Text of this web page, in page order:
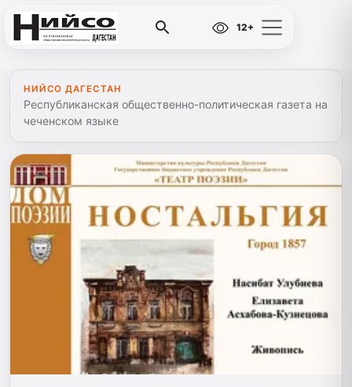
12+
НИЙСО ДАГЕСТАН
Республиканская общественно-политическая газета на
чеченском языке